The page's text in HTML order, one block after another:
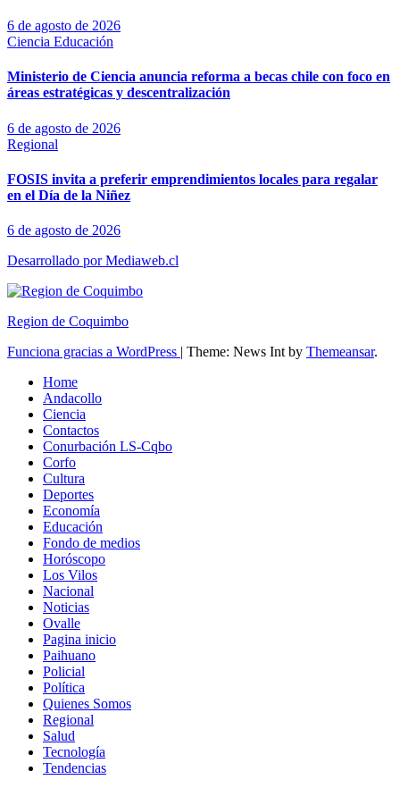
6 de agosto de 2026
Ciencia Educación
Ministerio de Ciencia anuncia reforma a becas chile con foco en
áreas estratégicas y descentralización
6 de agosto de 2026
Regional
FOSIS invita a preferir emprendimientos locales para regalar
en el Día de la Niñez
6 de agosto de 2026
Desarrollado por Mediaweb.cl
Region de Coquimbo
Funciona gracias a WordPress | Theme: News Int by Themeansar.
Home
Andacollo
Ciencia
Contactos
Conurbación LS-Cqbo
Corfo
Cultura
Deportes
Economía
Educación
Fondo de medios
Horóscopo
Los Vilos
Nacional
Noticias
Ovalle
Pagina inicio
Paihuano
Policial
Política
Quienes Somos
Regional
Salud
Tecnología
Tendencias